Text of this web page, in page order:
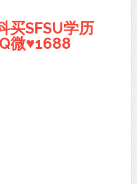
买SFSU学历
微♥1688